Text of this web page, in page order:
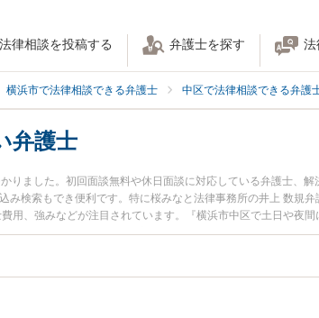
法律相談を投稿する 弁護士を探す 法
横浜市で法律相談できる弁護士 中区で法律相談できる弁護
弁護士
りました。初回面談無料や休日面談に対応している弁護士、
み検索もでき便利です。特に桜みなと法律事務所の井上 数規
用、強みなどが注目されています。『横浜市中区で土日や夜
の弁護士を検索したい』『初回相談無料で有責配偶者を法律